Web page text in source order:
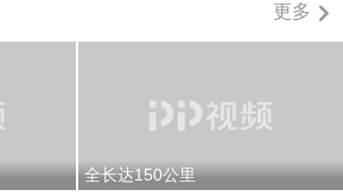
更多
全长达150公里